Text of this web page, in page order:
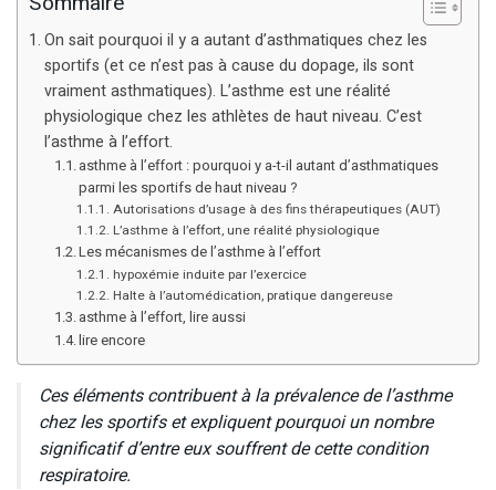
On sait pourquoi il y a autant d’asthmatiques chez les
sportifs (et ce n’est pas à cause du dopage, ils sont
vraiment asthmatiques). L’asthme est une réalité
physiologique chez les athlètes de haut niveau. C’est
l’asthme à l’effort.
asthme à l’effort : pourquoi y a-t-il autant d’asthmatiques
parmi les sportifs de haut niveau ?
Autorisations d’usage à des fins thérapeutiques (AUT)
L’asthme à l’effort, une réalité physiologique
Les mécanismes de l’asthme à l’effort
hypoxémie induite par l’exercice
Halte à l’automédication, pratique dangereuse
asthme à l’effort, lire aussi
lire encore
Ces éléments contribuent à la prévalence de l’asthme
chez les sportifs et expliquent pourquoi un nombre
significatif d’entre eux souffrent de cette condition
respiratoire.